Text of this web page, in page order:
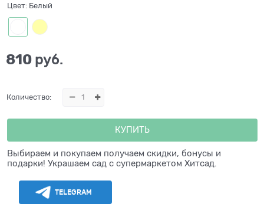
Цвет: Белый
810 руб.
Количество:
КУПИТЬ
Выбираем и покупаем получаем скидки, бонусы и
подарки! Украшаем сад с супермаркетом Хитсад.
TELEGRAM